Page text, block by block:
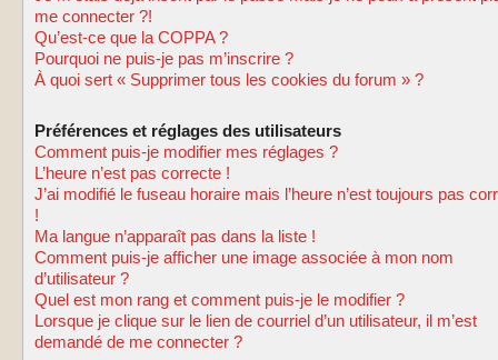
me connecter ?!
Qu’est-ce que la COPPA ?
Pourquoi ne puis-je pas m’inscrire ?
À quoi sert « Supprimer tous les cookies du forum » ?
Préférences et réglages des utilisateurs
Comment puis-je modifier mes réglages ?
L’heure n’est pas correcte !
J’ai modifié le fuseau horaire mais l’heure n’est toujours pas
!
Ma langue n’apparaît pas dans la liste !
Comment puis-je afficher une image associée à mon nom
d’utilisateur ?
Quel est mon rang et comment puis-je le modifier ?
Lorsque je clique sur le lien de courriel d’un utilisateur, il m’est
demandé de me connecter ?